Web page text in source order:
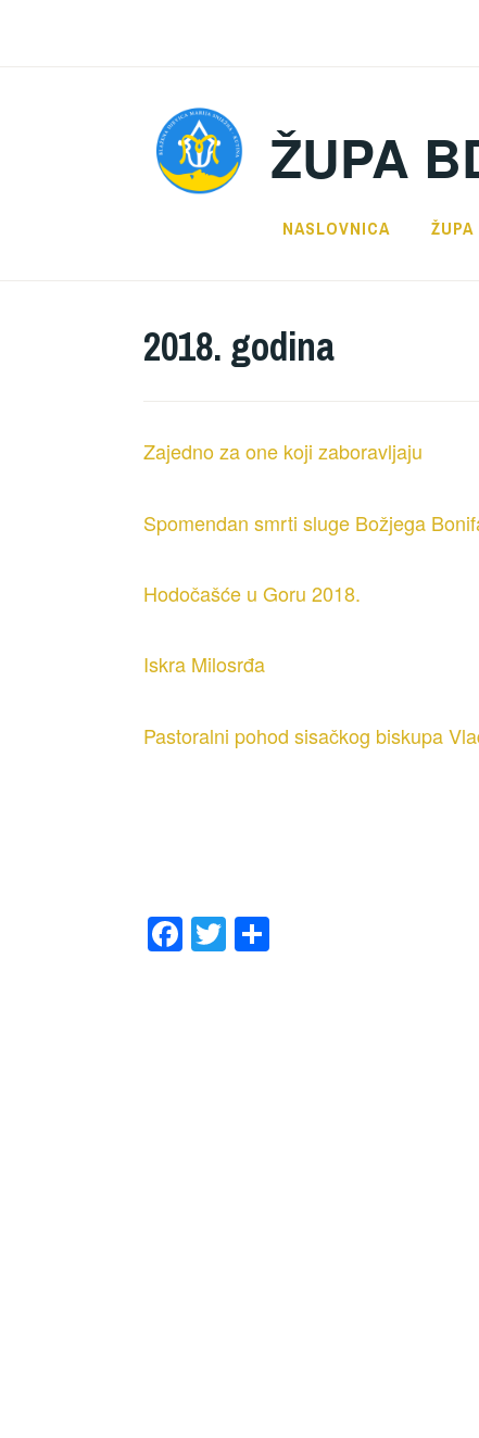
ŽUPA
NASLOVNICA ŽUPA
2018. godina
Zajedno za one koji zaboravljaju
Spomendan smrti sluge Božjega
Hodočašće u Goru 2018.
Iskra Milosrđa
Pastoralni pohod sisačkog biskupa
F T